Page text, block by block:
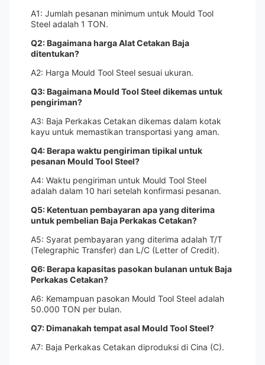
A1: Jumlah pesanan minimum untuk Mould Tool
Steel adalah 1 TON.
Q2: Bagaimana harga Alat Cetakan Baja
ditentukan?
A2: Harga Mould Tool Steel sesuai ukuran.
Q3: Bagaimana Mould Tool Steel dikemas untuk
pengiriman?
A3: Baja Perkakas Cetakan dikemas dalam kotak
kayu untuk memastikan transportasi yang aman.
Q4: Berapa waktu pengiriman tipikal untuk
pesanan Mould Tool Steel?
A4: Waktu pengiriman untuk Mould Tool Steel
adalah dalam 10 hari setelah konfirmasi pesanan.
Q5: Ketentuan pembayaran apa yang diterima
untuk pembelian Baja Perkakas Cetakan?
A5: Syarat pembayaran yang diterima adalah T/T
(Telegraphic Transfer) dan L/C (Letter of Credit).
Q6: Berapa kapasitas pasokan bulanan untuk Baja
Perkakas Cetakan?
A6: Kemampuan pasokan Mould Tool Steel adalah
50.000 TON per bulan.
Q7: Dimanakah tempat asal Mould Tool Steel?
A7: Baja Perkakas Cetakan diproduksi di Cina (C).